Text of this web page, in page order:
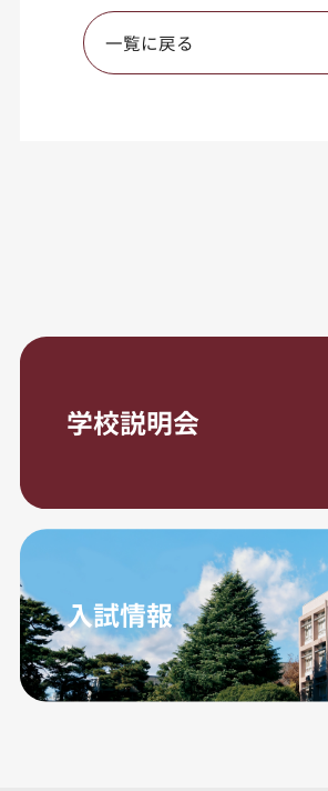
一覧に戻る
学校説明会
入試情報